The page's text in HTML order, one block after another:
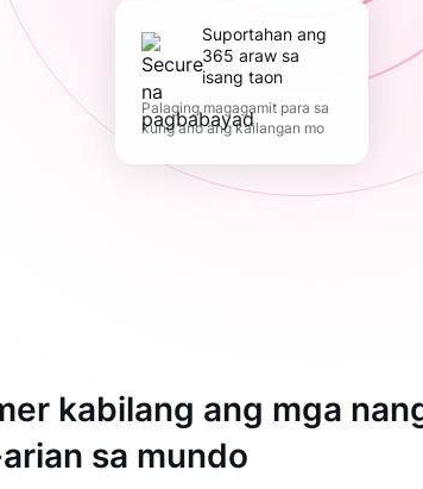
Suportahan ang
365 araw sa
isang taon
Palaging magagamit para sa
kung ano ang kailangan mo
kabilang ang mga
sa mundo